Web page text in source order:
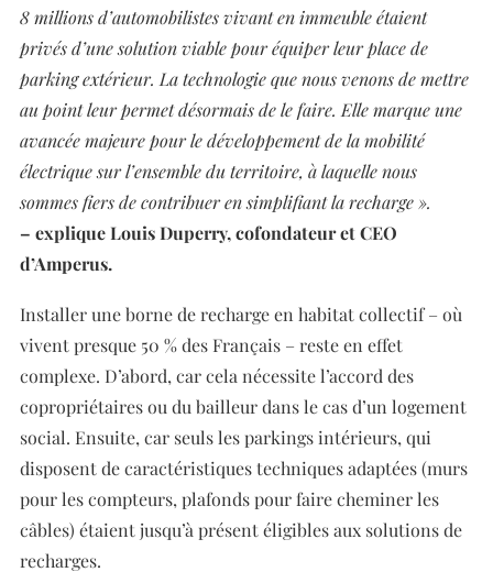
8 millions d’automobilistes vivant en immeuble étaient
privés d’une solution viable pour équiper leur place de
parking extérieur. La technologie que nous venons de mettre
au point leur permet désormais de le faire. Elle marque une
avancée majeure pour le développement de la mobilité
électrique sur l’ensemble du territoire, à laquelle nous
sommes fiers de contribuer en simplifiant la recharge ».
– explique Louis Duperry, cofondateur et CEO
d’Amperus.
Installer une borne de recharge en habitat collectif – où
vivent presque 50 % des Français – reste en effet
complexe. D’abord, car cela nécessite l’accord des
copropriétaires ou du bailleur dans le cas d’un logement
social. Ensuite, car seuls les parkings intérieurs, qui
disposent de caractéristiques techniques adaptées (murs
pour les compteurs, plafonds pour faire cheminer les
câbles) étaient jusqu’à présent éligibles aux solutions de
recharges.